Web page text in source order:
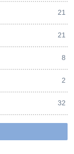
21
21
8
2
32